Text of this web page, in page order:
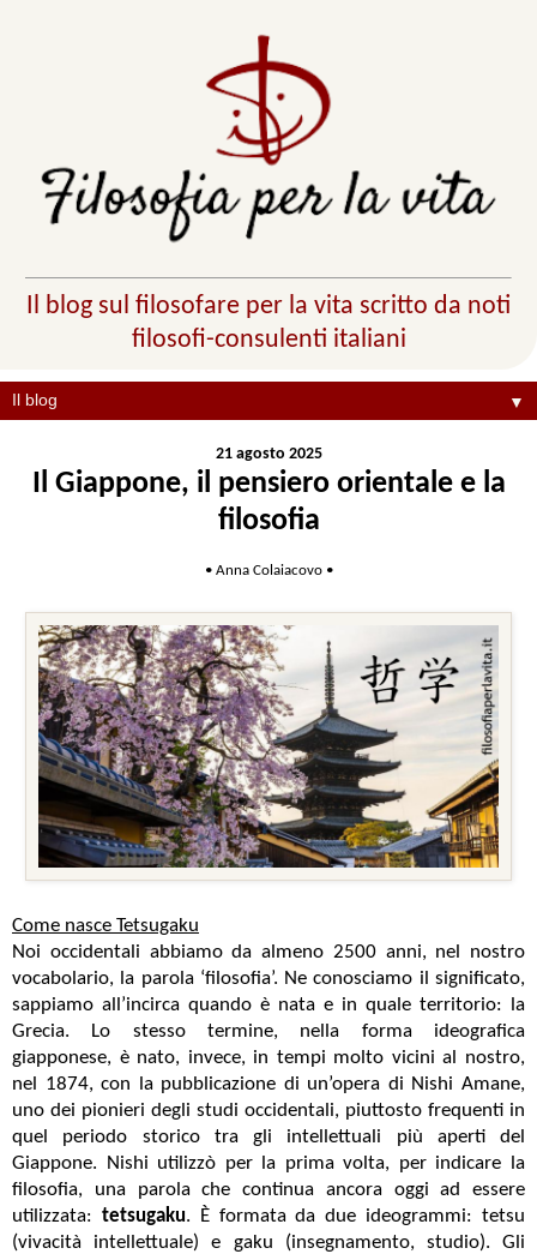
Il blog sul filosofare per la vita scritto da noti
filosofi-consulenti italiani
▼
21 agosto 2025
Il Giappone, il pensiero orientale e la
filosofia
• Anna Colaiacovo •
Come nasce Tetsugaku
Noi occidentali abbiamo da almeno 2500 anni, nel nostro
vocabolario, la parola ‘filosofia’. Ne conosciamo il significato,
sappiamo all’incirca quando è nata e in quale territorio: la
Grecia. Lo stesso termine, nella forma ideografica
giapponese, è nato, invece, in tempi molto vicini al nostro,
nel 1874, con la pubblicazione di un’opera di Nishi Amane,
uno dei pionieri degli studi occidentali, piuttosto frequenti in
quel periodo storico tra gli intellettuali più aperti del
Giappone. Nishi utilizzò per la prima volta, per indicare la
filosofia, una parola che continua ancora oggi ad essere
utilizzata: tetsugaku. È formata da due ideogrammi: tetsu
(vivacità intellettuale) e gaku (insegnamento, studio). Gli